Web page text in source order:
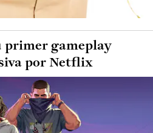
primer gameplay
por Netflix